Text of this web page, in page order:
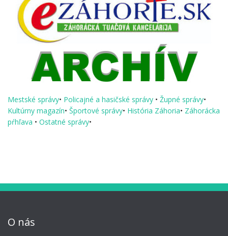
Mestské správy• Policajné a hasičské správy • Župné správy•
Kultúrny magazín• Športové správy• História Záhoria• Záhorácka
pŕhľava • Ostatné správy•
O nás